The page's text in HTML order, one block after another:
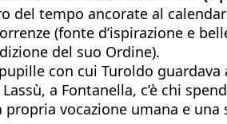
del tempo ancorate al
(fonte d’ispirazione e
del suo Ordine).
con cui Turoldo
a Fontanella, c’è chi
vocazione umana e